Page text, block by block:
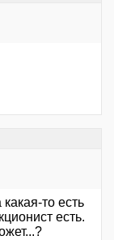
то есть
есть.